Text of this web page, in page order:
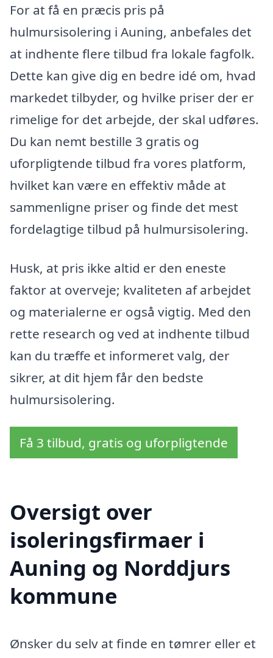
For at få en præcis pris på
hulmursisolering i Auning, anbefales det
at indhente flere tilbud fra lokale fagfolk.
Dette kan give dig en bedre idé om, hvad
markedet tilbyder, og hvilke priser der er
rimelige for det arbejde, der skal udføres.
Du kan nemt bestille 3 gratis og
uforpligtende tilbud fra vores platform,
hvilket kan være en effektiv måde at
sammenligne priser og finde det mest
fordelagtige tilbud på hulmursisolering.
Husk, at pris ikke altid er den eneste
faktor at overveje; kvaliteten af arbejdet
og materialerne er også vigtig. Med den
rette research og ved at indhente tilbud
kan du træffe et informeret valg, der
sikrer, at dit hjem får den bedste
hulmursisolering.
Få 3 tilbud, gratis og uforpligtende
Oversigt over
isoleringsfirmaer i
Auning og Norddjurs
kommune
Ønsker du selv at finde en tømrer eller et